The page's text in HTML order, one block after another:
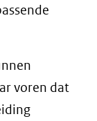
voren dat